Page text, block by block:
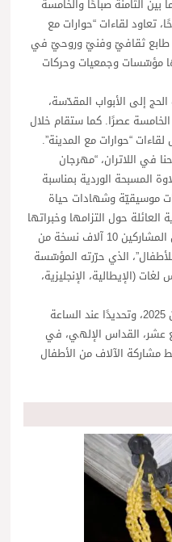
بين الثامنة صباحًا والخامسة
تعاود لقاءات “حوارات مع
طابع ثقافيّ وفنيّ وروحيّ في
مؤسّسات وجمعيات وحركات
مسيرات الحج إلى الأبواب المقدّسة،
الخامسة عصرًا. كما ستقام خلال
“حوارات مع المدينة”.
في اللاتران، “مهرجان
المسبحة الوردية بمناسبة
موسيقيّة وشهادات حياة
حول التزامها وخبراتها
العائليّة. وبهذه المناسبة، ستُوزّع على المشاركين 10 آلاف نسخة من
الذي حرّرته المؤسّسة
(الإيطالية، الإنجليزية،
وفي ختام اليوبيل، يوم الأحد 1 حزيران 2025، وتحديدًا عند الساعة
عشر، القداس الإلهي، في
الآلاف من الأطفال